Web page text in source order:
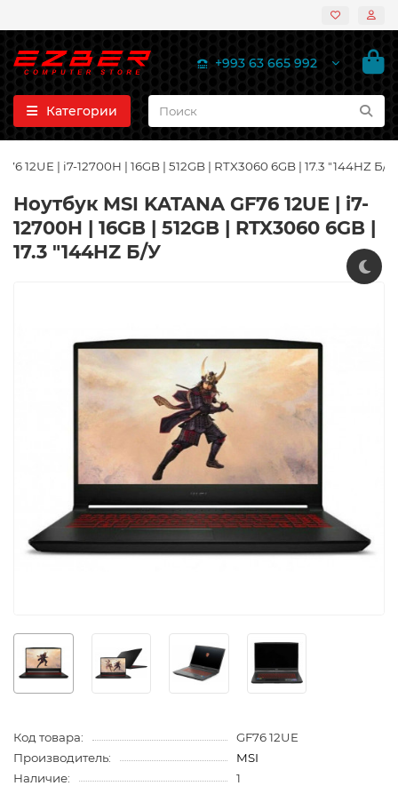
+993 63 665 992
Категории
12UE | i7-12700H | 16GB | 512GB | RTX3060 6GB | 17.3 "144HZ Б/У
Ноутбук MSI KATANA GF76 12UE | i7-
12700H | 16GB | 512GB | RTX3060 6GB |
17.3 "144HZ Б/У
Код товара:
GF76 12UE
Производитель:
MSI
Наличие:
1